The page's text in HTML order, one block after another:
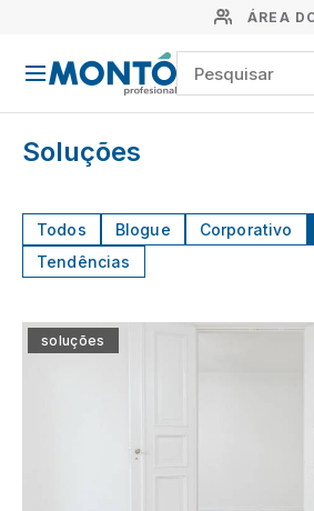
ÁREA
Soluções
Todos Blogue Corporativo
Tendências
soluções